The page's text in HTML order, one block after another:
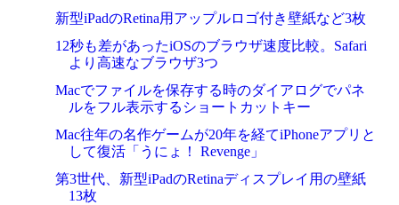
新型iPadのRetina用アップルロゴ付き壁紙など3枚
12秒も差があったiOSのブラウザ速度比較。Safari
より高速なブラウザ3つ
Macでファイルを保存する時のダイアログでパネ
ルをフル表示するショートカットキー
Mac往年の名作ゲームが20年を経てiPhoneアプリと
して復活「うにょ！ Revenge」
第3世代、新型iPadのRetinaディスプレイ用の壁紙
13枚